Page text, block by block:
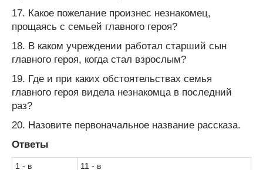
17. Какое пожелание произнес незнакомец,
прощаясь с семьей главного героя?
18. В каком учреждении работал старший сын
главного героя, когда стал взрослым?
19. Где и при каких обстоятельствах семья
главного героя видела незнакомца в последний
раз?
20. Назовите первоначальное название рассказа.
Ответы
1 - в 11 - в